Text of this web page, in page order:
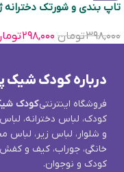
تاپ بندی و شورتک دخترانه
۳۹۸,۰۰۰تومان ۲۹۸,۰۰۰
درباره کودک
فروشگاه اینترنتیکودک
کودک، لباس دخترانه،
و شلوار، لباس زیر، لباس
خانگی، جوراب، کیف و
کودک و نوجوان.